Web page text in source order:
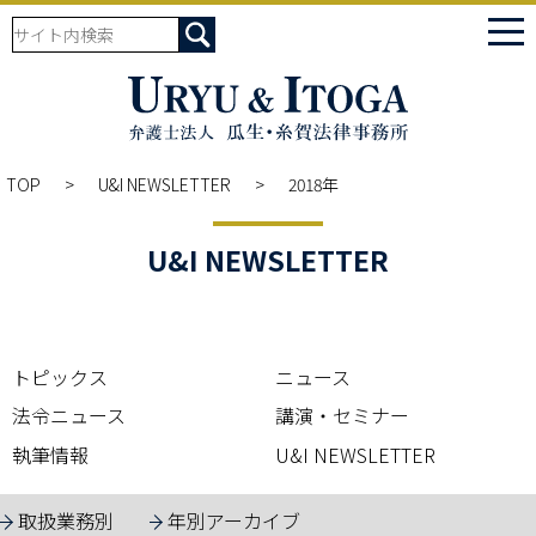
TOP U&I NEWSLETTER 2018年
U&I NEWSLETTER
トピックス
ニュース
法令ニュース
講演・セミナー
執筆情報
U&I NEWSLETTER
取扱業務別 年別アーカイブ